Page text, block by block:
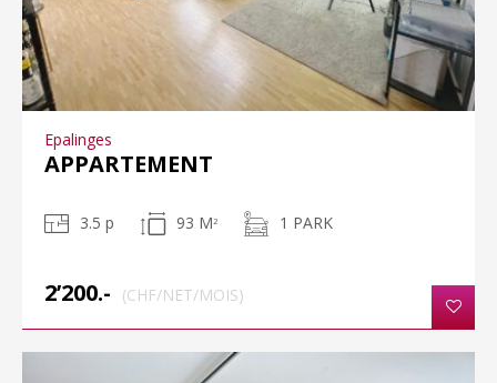
Epalinges
APPARTEMENT
3.5 p 93 M 2 1 PARK
2’200.- (CHF/NET/MOIS)